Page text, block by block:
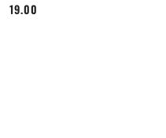
Cena:
19.00